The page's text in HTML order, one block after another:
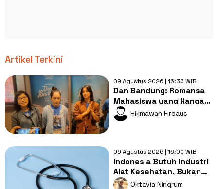
Artikel Terkini
09 Agustus 2026 | 16:36 WIB
Dan Bandung: Romansa
Mahasiswa yang Hangat
dengan Bumbu
Persahabatan yang
Hikmawan Firdaus
09 Agustus 2026 | 16:00 WIB
Indonesia Butuh Industri
Alat Kesehatan, Bukan
Sekadar Pasar Impor
Oktavia Ningrum